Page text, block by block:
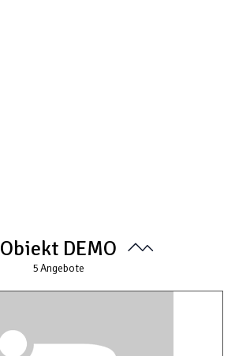
Obiekt DEMO
5Angebote